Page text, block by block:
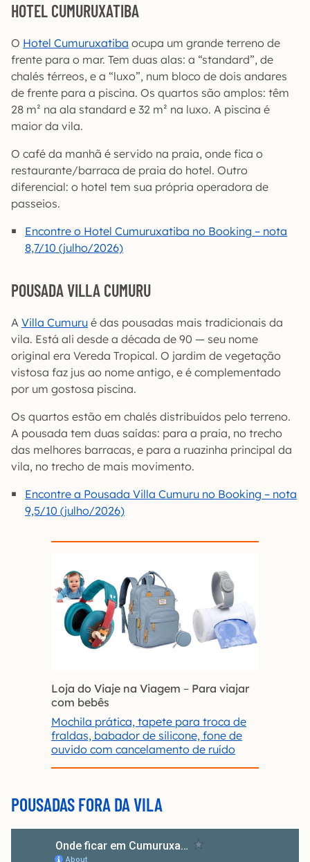
HOTEL CUMURUXATIBA
O Hotel Cumuruxatiba ocupa um grande terreno de
frente para o mar. Tem duas alas: a “standard”, de
chalés térreos, e a “luxo”, num bloco de dois andares
de frente para a piscina. Os quartos são amplos: têm
28 m² na ala standard e 32 m² na luxo. A piscina é
maior da vila.
O café da manhã é servido na praia, onde fica o
restaurante/barraca de praia do hotel. Outro
diferencial: o hotel tem sua própria operadora de
passeios.
Encontre o Hotel Cumuruxatiba no Booking – nota
8,7/10 (julho/2026)
POUSADA VILLA CUMURU
A Villa Cumuru é das pousadas mais tradicionais da
vila. Está ali desde a década de 90 — seu nome
original era Vereda Tropical. O jardim de vegetação
vistosa faz jus ao nome antigo, e é complementado
por um gostosa piscina.
Os quartos estão em chalés distribuídos pelo terreno.
A pousada tem duas saídas: para a praia, no trecho
das melhores barracas, e para a ruazinha principal da
vila, no trecho de mais movimento.
Encontre a Pousada Villa Cumuru no Booking – nota
9,5/10 (julho/2026)
Loja do Viaje na Viagem – Para viajar
com bebês
Mochila prática, tapete para troca de
fraldas, babador de silicone, fone de
ouvido com cancelamento de ruído
POUSADAS FORA DA VILA